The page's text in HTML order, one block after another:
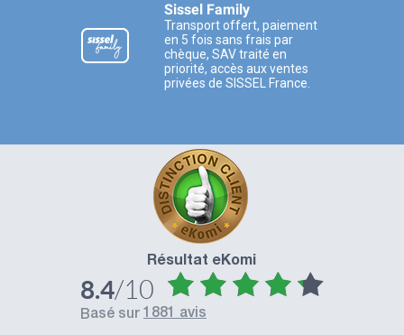
Sissel Family
Transport offert, paiement
en 5 fois sans frais par
chèque, SAV traité en
priorité, accès aux ventes
privées de SISSEL France.
Résultat eKomi
8.4/10
basé sur 1881 avis